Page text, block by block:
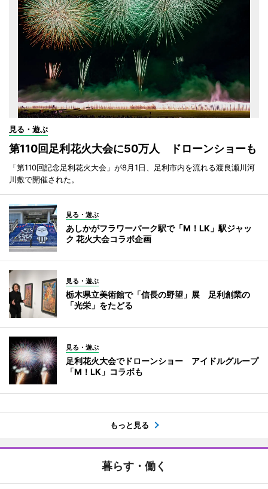
見る・遊ぶ
第110回足利花火大会に50万人 ドローンショーも
「第110回記念足利花火大会」が8月1日、足利市内を流れる渡良瀬川河
川敷で開催された。
見る・遊ぶ
あしかがフラワーパーク駅で「M！LK」駅ジャッ
ク 花火大会コラボ企画
見る・遊ぶ
栃木県立美術館で「信長の野望」展 足利創業の
「光栄」をたどる
見る・遊ぶ
足利花火大会でドローンショー アイドルグループ
「M！LK」コラボも
もっと見る
暮らす・働く